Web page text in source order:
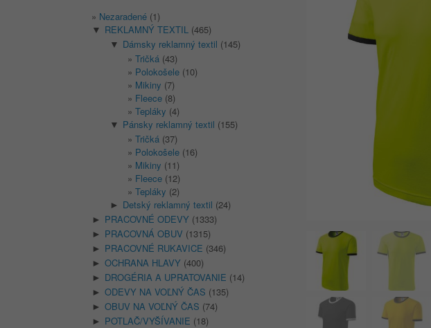
Nezaradené (1)
▼ REKLAMNÝ TEXTIL (465)
▼ Dámsky reklamný textil (145)
Tričká (43)
Polokošele (10)
Mikiny (7)
Fleece (8)
Tepláky (4)
▼ Pánsky reklamný textil (155)
Tričká (37)
Polokošele (16)
Mikiny (11)
Fleece (12)
Tepláky (2)
► Detský reklamný textil (24)
► PRACOVNÉ ODEVY (1333)
► PRACOVNÁ OBUV (1315)
► PRACOVNÉ RUKAVICE (346)
► OCHRANA HLAVY (400)
► DROGÉRIA A UPRATOVANIE (14)
► ODEVY NA VOĽNÝ ČAS (135)
► OBUV NA VOĽNÝ ČAS (74)
► POTLAČ/VYŠÍVANIE (18)